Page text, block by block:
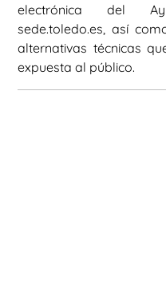
electrónica del
sede.toledo.es, así
alternativas técnicas
expuesta al público.